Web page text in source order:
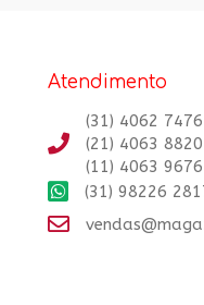
Atendimento
(31) 4062
(21) 4063
(11) 4063
(31) 98226